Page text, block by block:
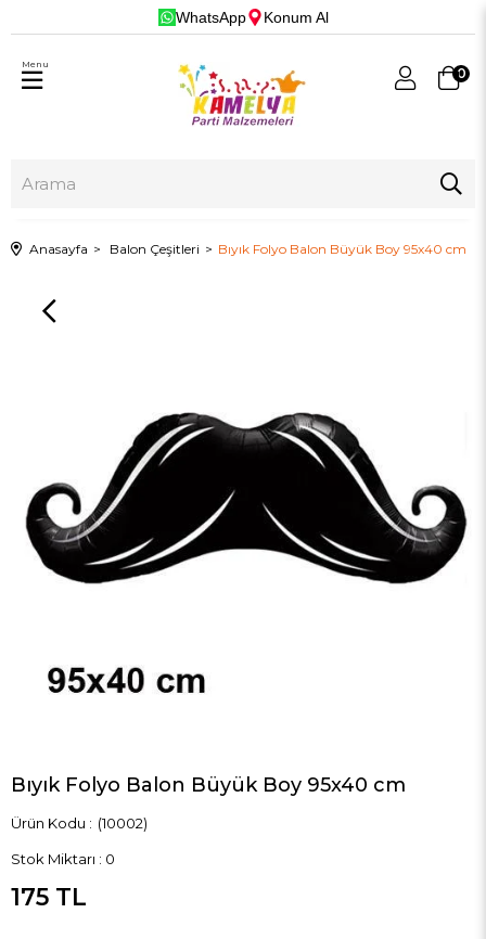
WhatsApp Konum Al
0
Menu
Anasayfa Balon Çeşitleri Bıyık Folyo Balon Büyük Boy 95x40 cm
Bıyık Folyo Balon Büyük Boy 95x40 cm
(10002)
Stok Miktarı : 0
175 TL